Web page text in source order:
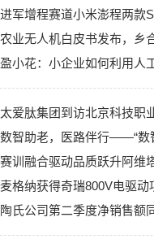
进军增程赛道小米澎程两款
农业无人机白皮书发布，乡
盈小花：小企业如何利用人
太爱肽集团到访北京科技职
数智助老，医路伴行——“数
赛训融合驱动品质跃升阿维
麦格纳获得奇瑞800V电驱动
陶氏公司第二季度净销售额